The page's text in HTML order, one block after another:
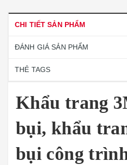
CHI TIẾT SẢN PHẨM
ĐÁNH GIÁ SẢN PHẨM
THẺ TAGS
Khẩu trang
bụi, khẩu
bụi công